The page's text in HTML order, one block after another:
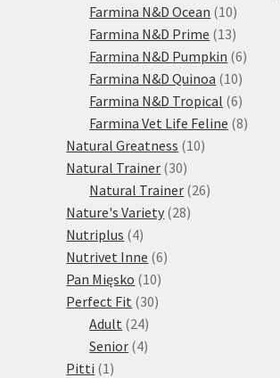
Farmina N&D Ocean 1010
produktů
Farmina N&D Prime 1313
produktů
Farmina N&D Pumpkin 66
Farmina N&D Quinoa 1010
Farmina N&D Tropical 66
Farmina Vet Life Feline 88
Natural Greatness 1010
Natural Trainer 3030
produktů
Natural Trainer 2626
Nature's Variety 2828
Nutriplus 44
produkty
Nutrivet Inne 66
Pan Mięsko 1010
produktů
Perfect Fit 3030
Adult 2424
produktů
Senior 44
Pitti 1 1